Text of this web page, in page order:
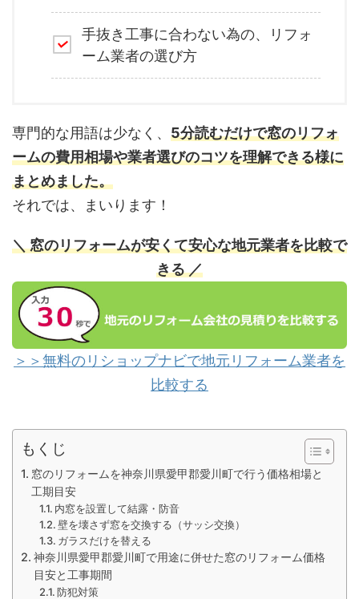
手抜き工事に合わない為の、リフォ
ーム業者の選び方
専門的な用語は少なく、 5分読むだけで窓のリフォ
ームの費用相場や業者選びのコツを理解できる様に
まとめました。
それでは、まいります！
＼ 窓のリフォームが安くて安心な地元業者を比較で
きる ／
＞＞無料のリショップナビで地元リフォーム業者を
比較する
もくじ
窓のリフォームを神奈川県愛甲郡愛川町で行う価格相場と
工期目安
内窓を設置して結露・防音
壁を壊さず窓を交換する（サッシ交換）
ガラスだけを替える
神奈川県愛甲郡愛川町で用途に併せた窓のリフォーム価格
目安と工事期間
防犯対策